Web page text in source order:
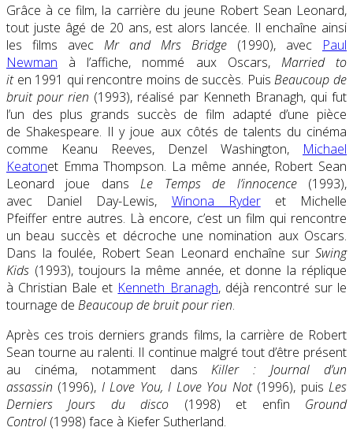
Grâce à ce film, la carrière du jeune Robert Sean Leonard,
tout juste âgé de 20 ans, est alors lancée. Il enchaîne ainsi
les films avec Mr and Mrs Bridge (1990), avec Paul
Newman à l’affiche, nommé aux Oscars, Married to
iten 1991 qui rencontre moins de succès. PuisBeaucoup de
bruit pour rien (1993), réalisé par Kenneth Branagh, qui fut
l’un des plus grands succès de film adapté d’une pièce
de Shakespeare. Il y joue aux côtés de talents du cinéma
comme Keanu Reeves, Denzel Washington, Michael
Keatonet Emma Thompson. La même année, Robert Sean
Leonard joue dansLe Temps de l’innocence (1993),
avec Daniel Day-Lewis, Winona Ryderet Michelle
Pfeiffer entre autres. Là encore, c’est un film qui rencontre
un beau succès et décroche une nomination aux Oscars.
Dans la foulée, Robert Sean Leonard enchaîne sur Swing
Kids (1993), toujours la même année, et donne la réplique
à Christian Bale et Kenneth Branagh, déjà rencontré sur le
tournage de Beaucoup de bruit pour rien.
Après ces trois derniers grands films, la carrière de Robert
Sean tourne au ralenti. Il continue malgré tout d’être présent
au cinéma, notamment dansKiller : Journal d’un
assassin (1996), I Love You, I Love You Not(1996), puisLes
Derniers Jours du disco (1998) et enfin Ground
Control (1998) face à Kiefer Sutherland.